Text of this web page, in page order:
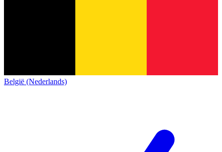
België (Nederlands)